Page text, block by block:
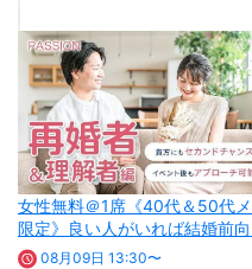
女性無料＠1席《40代＆50代
限定》良い人がいれば結婚前
08月09日 13:30〜